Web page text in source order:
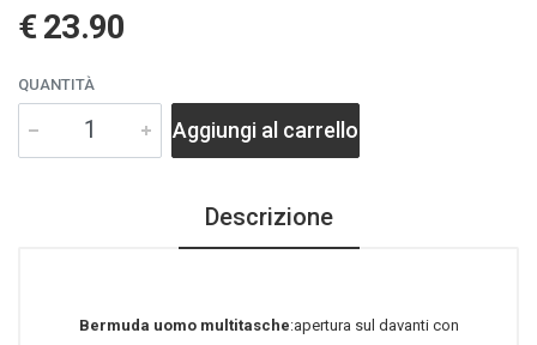
€ 23.90
QUANTITÀ
Aggiungi al carrello
Descrizione
Bermuda uomo multitasche:apertura sul davanti con